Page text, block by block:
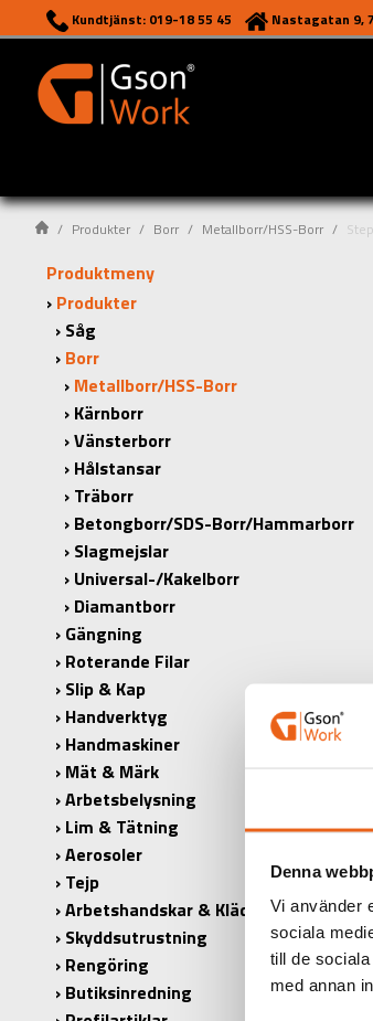
Denna
Vi använder
sociala
till de
med annan
Kundtjänst: 019-18 55 45 Nastagatan 9,
Produkter Borr Metallborr/HSS-Borr
Produktmeny
Produkter
Såg
Borr
Metallborr/HSS-Borr
Kärnborr
Vänsterborr
Hålstansar
Träborr
Betongborr/SDS-Borr/Hammarborr
Slagmejslar
Universal-/Kakelborr
Diamantborr
Gängning
Roterande Filar
Slip & Kap
Handverktyg
Handmaskiner
Mät & Märk
Arbetsbelysning
Lim & Tätning
Aerosoler
Tejp
Arbetshandskar & Kläder
Skyddsutrustning
Rengöring
Butiksinredning